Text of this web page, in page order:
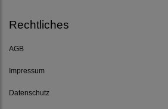
Rechtliches
AGB
Impressum
Datenschutz